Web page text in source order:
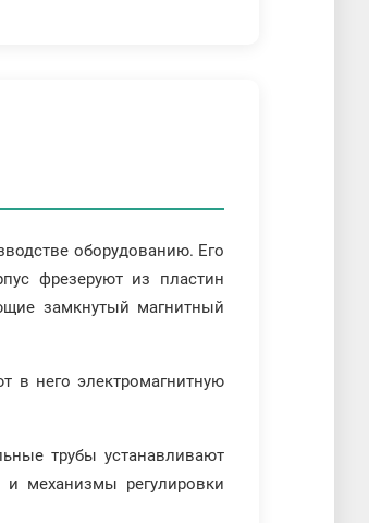
оборудованию. Его
фрезеруют из пластин
замкнутый магнитный
в него электромагнитную
трубы устанавливают
механизмы регулировки